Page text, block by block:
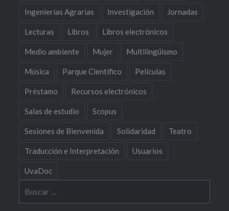
Ingenierías Agrarias Investigación Jornadas
Lecturas Libros Libros electrónicos
Medio ambiente Mujer Multilingüismo
Música Parque Científico Películas
Préstamo Recursos electrónicos
Salas de estudio Scopus
Sesiones de Bienvenida Solidaridad Teatro
Traducción e Interpretación Usuarios
UvaDoc